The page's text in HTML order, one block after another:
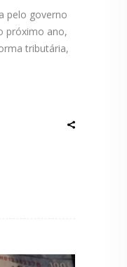
pelo governo
próximo ano,
tributária,